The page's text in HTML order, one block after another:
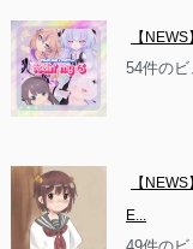
【
54件のビ
【
E...